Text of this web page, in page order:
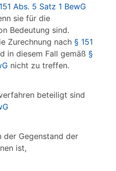
Abs. 5 Satz 1 BewG
sie für die
Bedeutung sind.
Zurechnung nach § 151
in diesem Fall gemäß §
nicht zu treffen.
beteiligt sind
Gegenstand der
ist,